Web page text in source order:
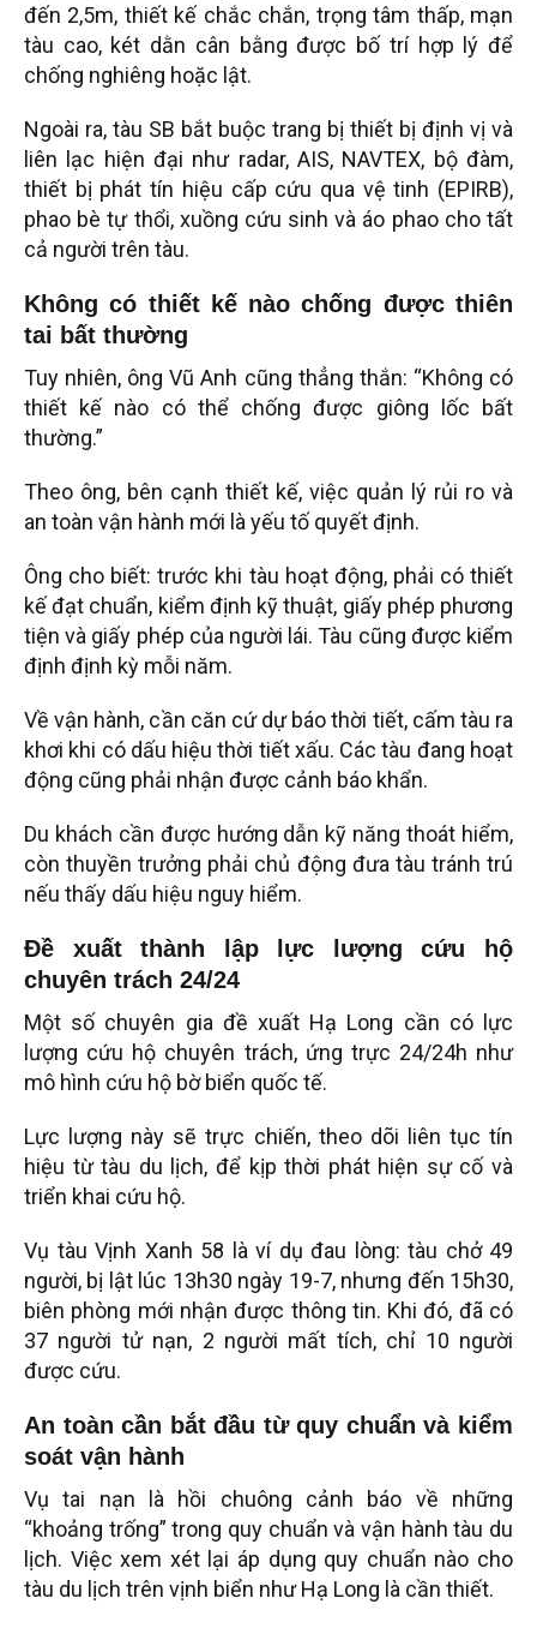
đến 2,5m, thiết kế chắc chắn, trọng tâm thấp, mạn
tàu cao, két dằn cân bằng được bố trí hợp lý để
chống nghiêng hoặc lật.
Ngoài ra, tàu SB bắt buộc trang bị thiết bị định vị và
liên lạc hiện đại như radar, AIS, NAVTEX, bộ đàm,
thiết bị phát tín hiệu cấp cứu qua vệ tinh (EPIRB),
phao bè tự thổi, xuồng cứu sinh và áo phao cho tất
cả người trên tàu.
Không có thiết kế nào chống được thiên
tai bất thường
Tuy nhiên, ông Vũ Anh cũng thẳng thắn: “Không có
thiết kế nào có thể chống được giông lốc bất
thường.”
Theo ông, bên cạnh thiết kế, việc quản lý rủi ro và
an toàn vận hành mới là yếu tố quyết định.
Ông cho biết: trước khi tàu hoạt động, phải có thiết
kế đạt chuẩn, kiểm định kỹ thuật, giấy phép phương
tiện và giấy phép của người lái. Tàu cũng được kiểm
định định kỳ mỗi năm.
Về vận hành, cần căn cứ dự báo thời tiết, cấm tàu ra
khơi khi có dấu hiệu thời tiết xấu. Các tàu đang hoạt
động cũng phải nhận được cảnh báo khẩn.
Du khách cần được hướng dẫn kỹ năng thoát hiểm,
còn thuyền trưởng phải chủ động đưa tàu tránh trú
nếu thấy dấu hiệu nguy hiểm.
Đề xuất thành lập lực lượng cứu hộ
chuyên trách 24/24
Một số chuyên gia đề xuất Hạ Long cần có lực
lượng cứu hộ chuyên trách, ứng trực 24/24h như
mô hình cứu hộ bờ biển quốc tế.
Lực lượng này sẽ trực chiến, theo dõi liên tục tín
hiệu từ tàu du lịch, để kịp thời phát hiện sự cố và
triển khai cứu hộ.
Vụ tàu Vịnh Xanh 58 là ví dụ đau lòng: tàu chở 49
người, bị lật lúc 13h30 ngày 19-7, nhưng đến 15h30,
biên phòng mới nhận được thông tin. Khi đó, đã có
37 người tử nạn, 2 người mất tích, chỉ 10 người
được cứu.
An toàn cần bắt đầu từ quy chuẩn và kiểm
soát vận hành
Vụ tai nạn là hồi chuông cảnh báo về những
“khoảng trống” trong quy chuẩn và vận hành tàu du
lịch. Việc xem xét lại áp dụng quy chuẩn nào cho
tàu du lịch trên vịnh biển như Hạ Long là cần thiết.